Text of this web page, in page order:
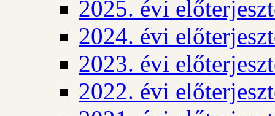
2025. évi
2024. évi
2023. évi
2022. évi